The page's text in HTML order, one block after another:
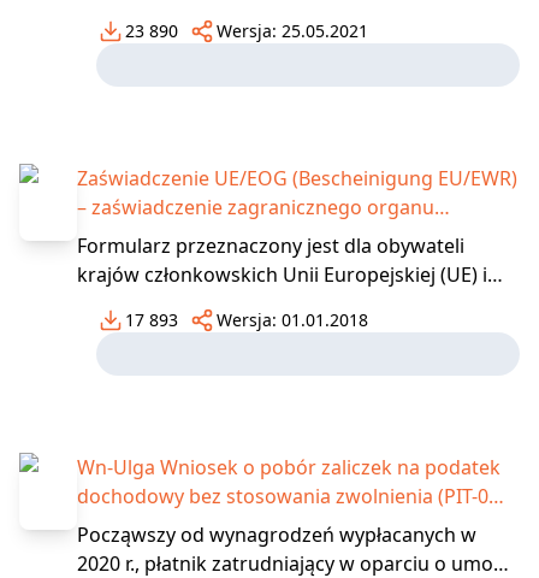
instytucji wystawiający pełnomocnictwo jest
obowiązany udowodnić, że na podstawie
przepisów prawnych jest uprawniony do
23 890 Wersja: 25.05.2021
Zaświadczenie UE/EOG (Bescheinigung EU/EWR)
– zaświadczenie zagranicznego organu
podatkowego o dochodach do zeznania
podatkowego dot. podatku dochodowego
(wersja dwujęzyczna)
Formularz przeznaczony jest dla obywateli
krajów członkowskich Unii Europejskiej (UE) i
krajów Europejskiego Obszaru Gospodarczego
(EOG) oraz dla osób zatrudnionych w
niemieckiej służbie publicznej, pracujących na
17 893 Wersja: 01.01.2018
Wn-Ulga Wniosek o pobór zaliczek na podatek
dochodowy bez stosowania zwolnienia (PIT-0
ulga dla młodych do 26 r.ż.)
Począwszy od wynagrodzeń wypłacanych w
2020 r., płatnik zatrudniający w oparciu o umowy